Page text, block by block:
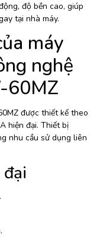
độ bền cao, giúp
tại nhà máy.
máy
nghệ
60MZ
được thiết kế theo
hiện đại. Thiết bị
nhu cầu sử dụng liên